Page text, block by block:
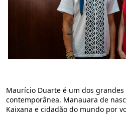
Maurício Duarte é um dos
contemporânea. Manauara de
Kaixana e cidadão do mundo por